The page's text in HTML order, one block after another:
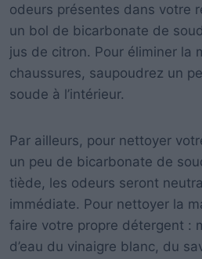
odeurs présentes dans votre
un bol de bicarbonate de
jus de citron. Pour éliminer la
chaussures, saupoudrez un
soude à l’intérieur.
Par ailleurs, pour nettoyer
un peu de bicarbonate de
tiède, les odeurs seront
immédiate. Pour nettoyer la
faire votre propre détergent :
d’eau du vinaigre blanc, du